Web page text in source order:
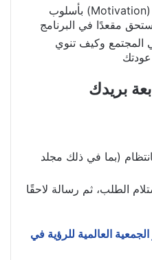
الإجابة على أسئلة الدافع (Motivation) بأسلوب
مقعدًا في البرنامج
المجتمع وكيف تنوي
بريدك
(بما في ذلك مجلد
الطلب، ثم رسالة لاحقًا
العالمية للرؤية في